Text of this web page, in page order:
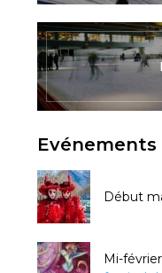
Evénements
Début
Mi-